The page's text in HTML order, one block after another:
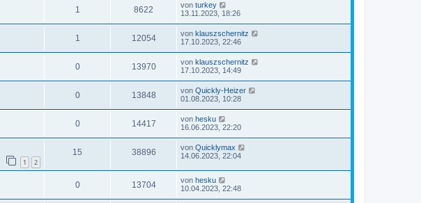
1 8622 von turkey
13.11.2023, 18:26
1 12054 von klauszschernitz
17.10.2023, 22:46
0 13970 von klauszschernitz
17.10.2023, 14:49
0 13848 von Quickly-Heizer
01.08.2023, 10:28
0 14417 von hesku
16.06.2023, 22:20
1 2
15 38896 von Quicklymax
14.06.2023, 22:04
0 13704 von hesku
10.04.2023, 22:48